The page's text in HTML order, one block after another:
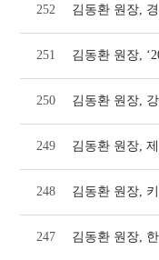
252
251
250
249
248
247